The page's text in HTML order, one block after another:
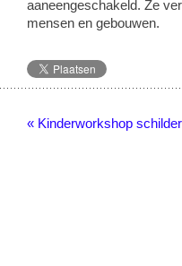
aaneengeschakeld. Ze
mensen en gebouwen.
« Kinderworkshop